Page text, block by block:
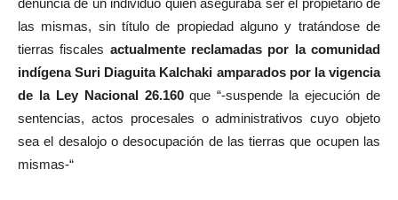
las mismas, sin título de propiedad alguno y tratándose de
tierras fiscales actualmente reclamadas por la comunidad
indígena Suri Diaguita Kalchaki amparados por la vigencia
de la Ley Nacional 26.160que “-suspende la ejecución de
sentencias, actos procesales o administrativos cuyo objeto
sea el desalojo o desocupación de las tierras que ocupen las
mismas-“